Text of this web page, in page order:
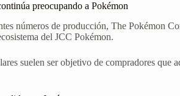
preocupando a Pokémon
números de producción, The Pokémon
del JCC Pokémon.
suelen ser objetivo de compradores